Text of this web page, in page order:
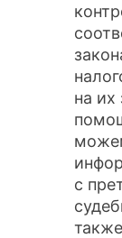
на их
с